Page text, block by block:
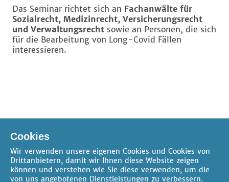
Das Seminar richtet sich an Fachanwälte für
Sozialrecht, Medizinrecht, Versicherungsrecht
und Verwaltungsrecht sowie an Personen, die sich
für die Bearbeitung von Long-Covid Fällen
interessieren.
zum Thema 'Sozialrecht'
Cookies
Wir verwenden unsere eigenen Cookies und Cookies von
Drittanbietern, damit wir Ihnen diese Website zeigen
können und verstehen wie Sie diese verwenden, um die
von uns angebotenen Dienstleistungen zu verbessern.